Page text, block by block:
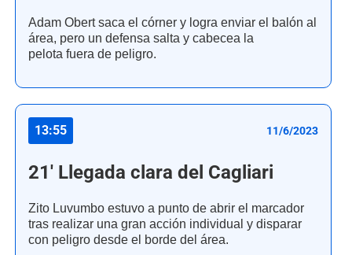
Adam Obert saca el córner y logra enviar el balón al
área, pero un defensa salta y cabecea la
pelota fuera de peligro.
13:55 11/6/2023
21' Llegada clara del Cagliari
Zito Luvumbo estuvo a punto de abrir el marcador
tras realizar una gran acción individual y disparar
con peligro desde el borde del área.